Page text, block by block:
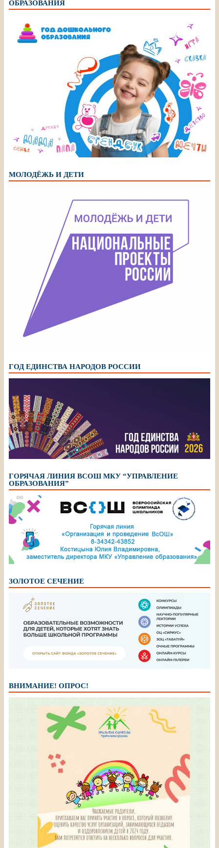
ОБРАЗОВАНИЯ
МОЛОДЁЖЬ И ДЕТИ
ГОД ЕДИНСТВА НАРОДОВ РОССИИ
ГОРЯЧАЯ ЛИНИЯ ВСОШ МКУ “УПРАВЛЕНИЕ
ОБРАЗОВАНИЯ”
ЗОЛОТОЕ СЕЧЕНИЕ
ВНИМАНИЕ! ОПРОС!